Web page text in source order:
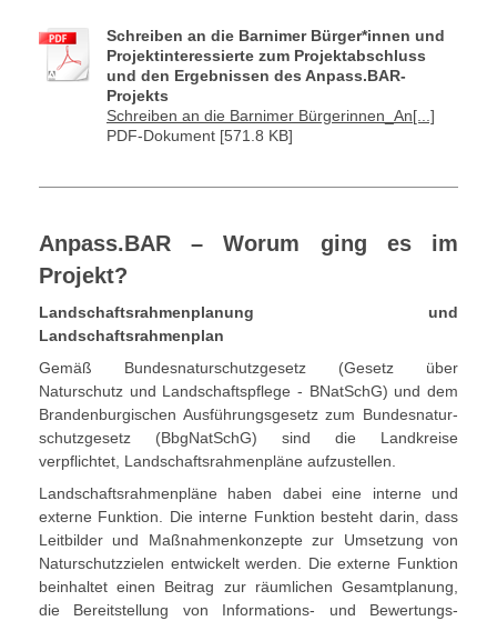
Schreiben an die Barnimer Bürger*innen und
Projektinteressierte zum Projektabschluss
und den Ergebnissen des Anpass.BAR-
Projekts
Schreiben an die Barnimer Bürgerinnen_An[...]
PDF-Dokument [571.8 KB]
Anpass.BAR – Worum ging es im
Projekt?
Landschaftsrahmenplanung und
Landschaftsrahmenplan
Gemäß Bundesnaturschutzgesetz (Gesetz über
Naturschutz und Landschaftspflege - BNatSchG) und dem
Brandenburgischen Ausführungsgesetz zum Bundesnatur-
schutzgesetz (BbgNatSchG) sind die Landkreise
verpflichtet, Landschaftsrahmenpläne aufzustellen.
Landschaftsrahmenpläne haben dabei eine interne und
externe Funktion. Die interne Funktion besteht darin, dass
Leitbilder und Maßnahmenkonzepte zur Umsetzung von
Naturschutzzielen entwickelt werden. Die externe Funktion
beinhaltet einen Beitrag zur räumlichen Gesamtplanung,
die Bereitstellung von Informations- und Bewertungs-